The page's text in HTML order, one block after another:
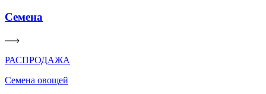
Семена
РАСПРОДАЖА
Семена овощей